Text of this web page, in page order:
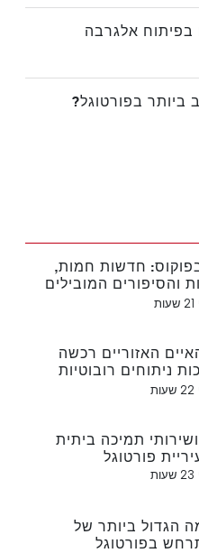
ביותר בפורטוגל?
חדשות חמות,
והסיפורים המובילים
האזוריים רכשה
ניתוחים רובוטיות
תמיכה ביתית
פורטוגל
הגדול ביותר של
בפורטוגל